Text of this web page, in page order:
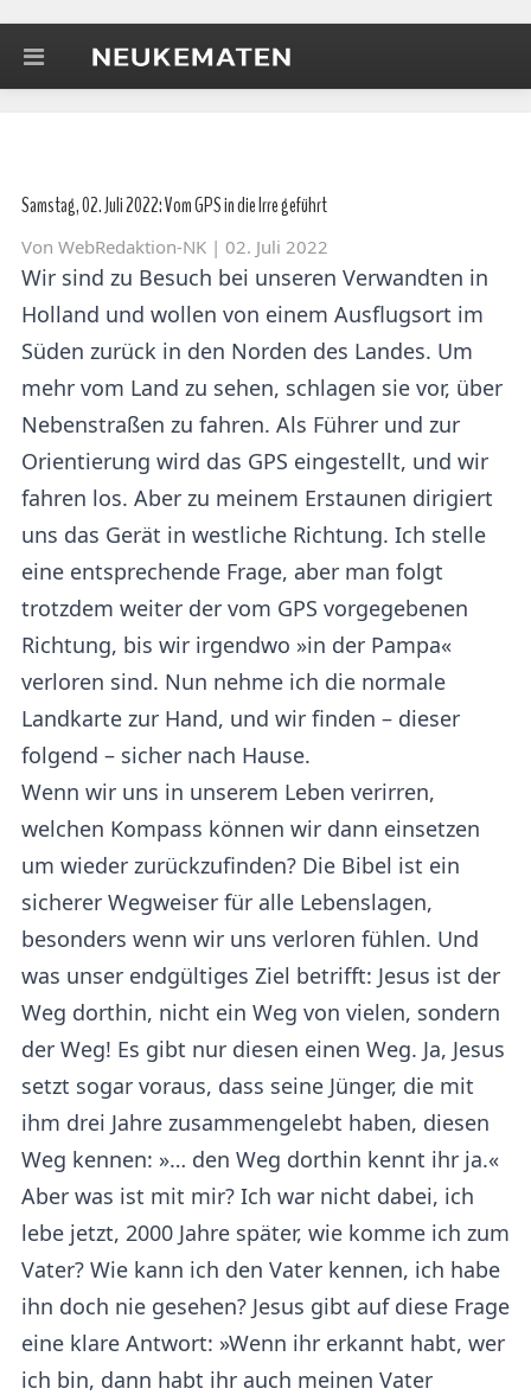
Samstag, 02. Juli 2022: Vom GPS in die Irre geführt
Von WebRedaktion-NK | 02. Juli 2022
Wir sind zu Besuch bei unseren Verwandten in
Holland und wollen von einem Ausflugsort im
Süden zurück in den Norden des Landes. Um
mehr vom Land zu sehen, schlagen sie vor, über
Nebenstraßen zu fahren. Als Führer und zur
Orientierung wird das GPS eingestellt, und wir
fahren los. Aber zu meinem Erstaunen dirigiert
uns das Gerät in westliche Richtung. Ich stelle
eine entsprechende Frage, aber man folgt
trotzdem weiter der vom GPS vorgegebenen
Richtung, bis wir irgendwo »in der Pampa«
verloren sind. Nun nehme ich die normale
Landkarte zur Hand, und wir finden – dieser
folgend – sicher nach Hause.
Wenn wir uns in unserem Leben verirren,
welchen Kompass können wir dann einsetzen
um wieder zurückzufinden? Die Bibel ist ein
sicherer Wegweiser für alle Lebenslagen,
besonders wenn wir uns verloren fühlen. Und
was unser endgültiges Ziel betrifft: Jesus ist der
Weg dorthin, nicht ein Weg von vielen, sondern
der Weg! Es gibt nur diesen einen Weg. Ja, Jesus
setzt sogar voraus, dass seine Jünger, die mit
ihm drei Jahre zusammengelebt haben, diesen
Weg kennen: »… den Weg dorthin kennt ihr ja.«
Aber was ist mit mir? Ich war nicht dabei, ich
lebe jetzt, 2000 Jahre später, wie komme ich zum
Vater? Wie kann ich den Vater kennen, ich habe
ihn doch nie gesehen? Jesus gibt auf diese Frage
eine klare Antwort: »Wenn ihr erkannt habt, wer
ich bin, dann habt ihr auch meinen Vater